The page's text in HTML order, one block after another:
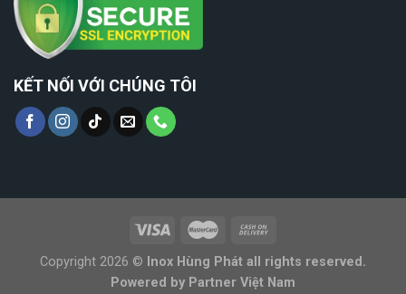
KẾT NỐI VỚI CHÚNG TÔI
Copyright 2026 © Inox Hùng Phát all rights reserved.
Powered by Partner Việt Nam